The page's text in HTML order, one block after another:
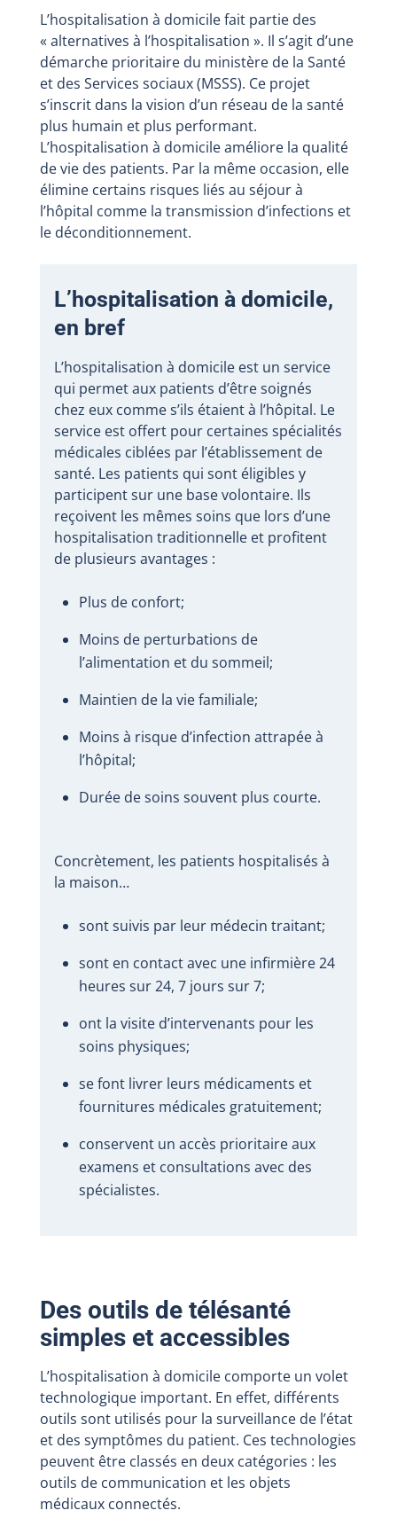
L’hospitalisation à domicile fait partie des
« alternatives à l’hospitalisation ». Il s’agit d’une
démarche prioritaire du ministère de la Santé
et des Services sociaux (MSSS). Ce projet
s’inscrit dans la vision d’un réseau de la santé
plus humain et plus performant.
L’hospitalisation à domicile améliore la qualité
de vie des patients. Par la même occasion, elle
élimine certains risques liés au séjour à
l’hôpital comme la transmission d’infections et
le déconditionnement.
L’hospitalisation à domicile,
en bref
L’hospitalisation à domicile est un service
qui permet aux patients d’être soignés
chez eux comme s’ils étaient à l’hôpital. Le
service est offert pour certaines spécialités
médicales ciblées par l’établissement de
santé. Les patients qui sont éligibles y
participent sur une base volontaire. Ils
reçoivent les mêmes soins que lors d’une
hospitalisation traditionnelle et profitent
de plusieurs avantages :
Plus de confort;
Moins de perturbations de
l’alimentation et du sommeil;
Maintien de la vie familiale;
Moins à risque d’infection attrapée à
l’hôpital;
Durée de soins souvent plus courte.
Concrètement, les patients hospitalisés à
la maison…
sont suivis par leur médecin traitant;
sont en contact avec une infirmière 24
heures sur 24, 7 jours sur 7;
ont la visite d’intervenants pour les
soins physiques;
se font livrer leurs médicaments et
fournitures médicales gratuitement;
conservent un accès prioritaire aux
examens et consultations avec des
spécialistes.
Des outils de télésanté
simples et accessibles
L’hospitalisation à domicile comporte un volet
technologique important. En effet, différents
outils sont utilisés pour la surveillance de l’état
et des symptômes du patient. Ces technologies
peuvent être classés en deux catégories : les
outils de communication et les objets
médicaux connectés.